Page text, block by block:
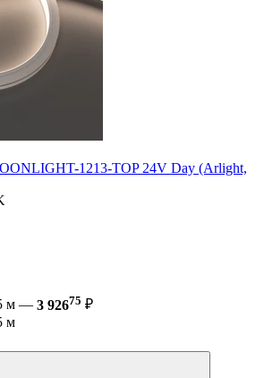
1213-TOP 24V Day (Arlight,
м — 3 92675 ₽
м